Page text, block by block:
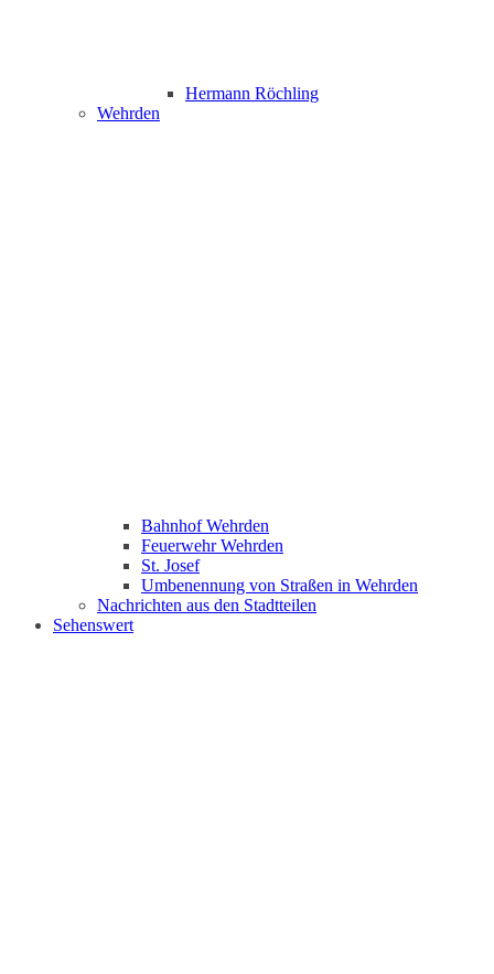
Hermann Röchling
Wehrden
Bahnhof Wehrden
Feuerwehr Wehrden
St. Josef
Umbenennung von Straßen in Wehrden
Nachrichten aus den Stadtteilen
Sehenswert